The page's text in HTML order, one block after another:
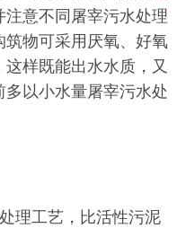
注意不同屠宰污水处理
物可采用厌氧、好氧
样既能出水水质，又
以小水量屠宰污水处
工艺，比活性污泥